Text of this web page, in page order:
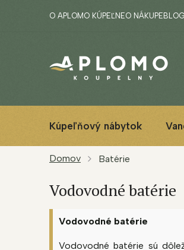
O APLOMO KÚPEĽNEO NÁKUPE BLOG
Kúpeľňový nábytok
Domov Batérie
Vodovodné batérie
Vodovodné batérie
Vodovodné batérie sú